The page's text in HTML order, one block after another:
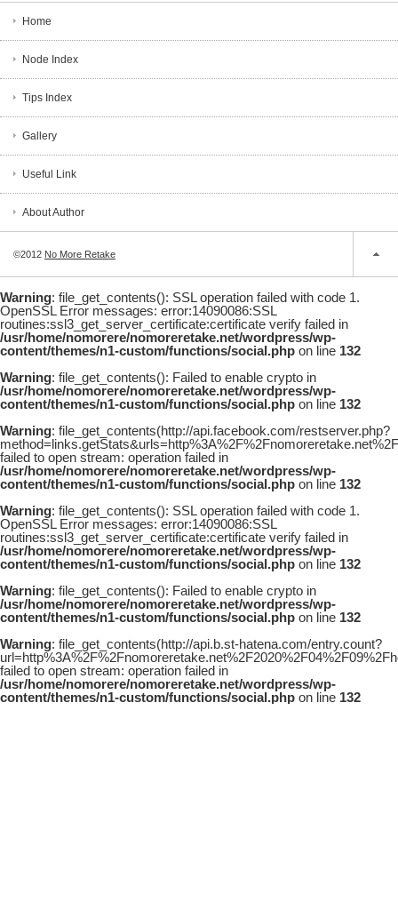
Home
Node Index
Tips Index
Gallery
Useful Link
About Author
©2012 No More Retake
Warning: file_get_contents(): SSL operation failed with code 1.
OpenSSL Error messages: error:14090086:SSL
routines:ssl3_get_server_certificate:certificate verify failed in
/usr/home/nomorere/nomoreretake.net/wordpress/wp-
content/themes/n1-custom/functions/social.php on line 132
Warning: file_get_contents(): Failed to enable crypto in
/usr/home/nomorere/nomoreretake.net/wordpress/wp-
content/themes/n1-custom/functions/social.php on line 132
Warning: file_get_contents(http://api.facebook.com/restserver.php?
failed to open stream: operation failed in
/usr/home/nomorere/nomoreretake.net/wordpress/wp-
content/themes/n1-custom/functions/social.php on line 132
Warning: file_get_contents(): SSL operation failed with code 1.
OpenSSL Error messages: error:14090086:SSL
routines:ssl3_get_server_certificate:certificate verify failed in
/usr/home/nomorere/nomoreretake.net/wordpress/wp-
content/themes/n1-custom/functions/social.php on line 132
Warning: file_get_contents(): Failed to enable crypto in
/usr/home/nomorere/nomoreretake.net/wordpress/wp-
content/themes/n1-custom/functions/social.php on line 132
Warning: file_get_contents(http://api.b.st-hatena.com/entry.count?
failed to open stream: operation failed in
/usr/home/nomorere/nomoreretake.net/wordpress/wp-
content/themes/n1-custom/functions/social.php on line 132